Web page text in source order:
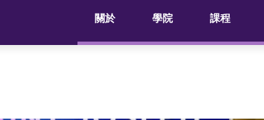
關於 學院 課程